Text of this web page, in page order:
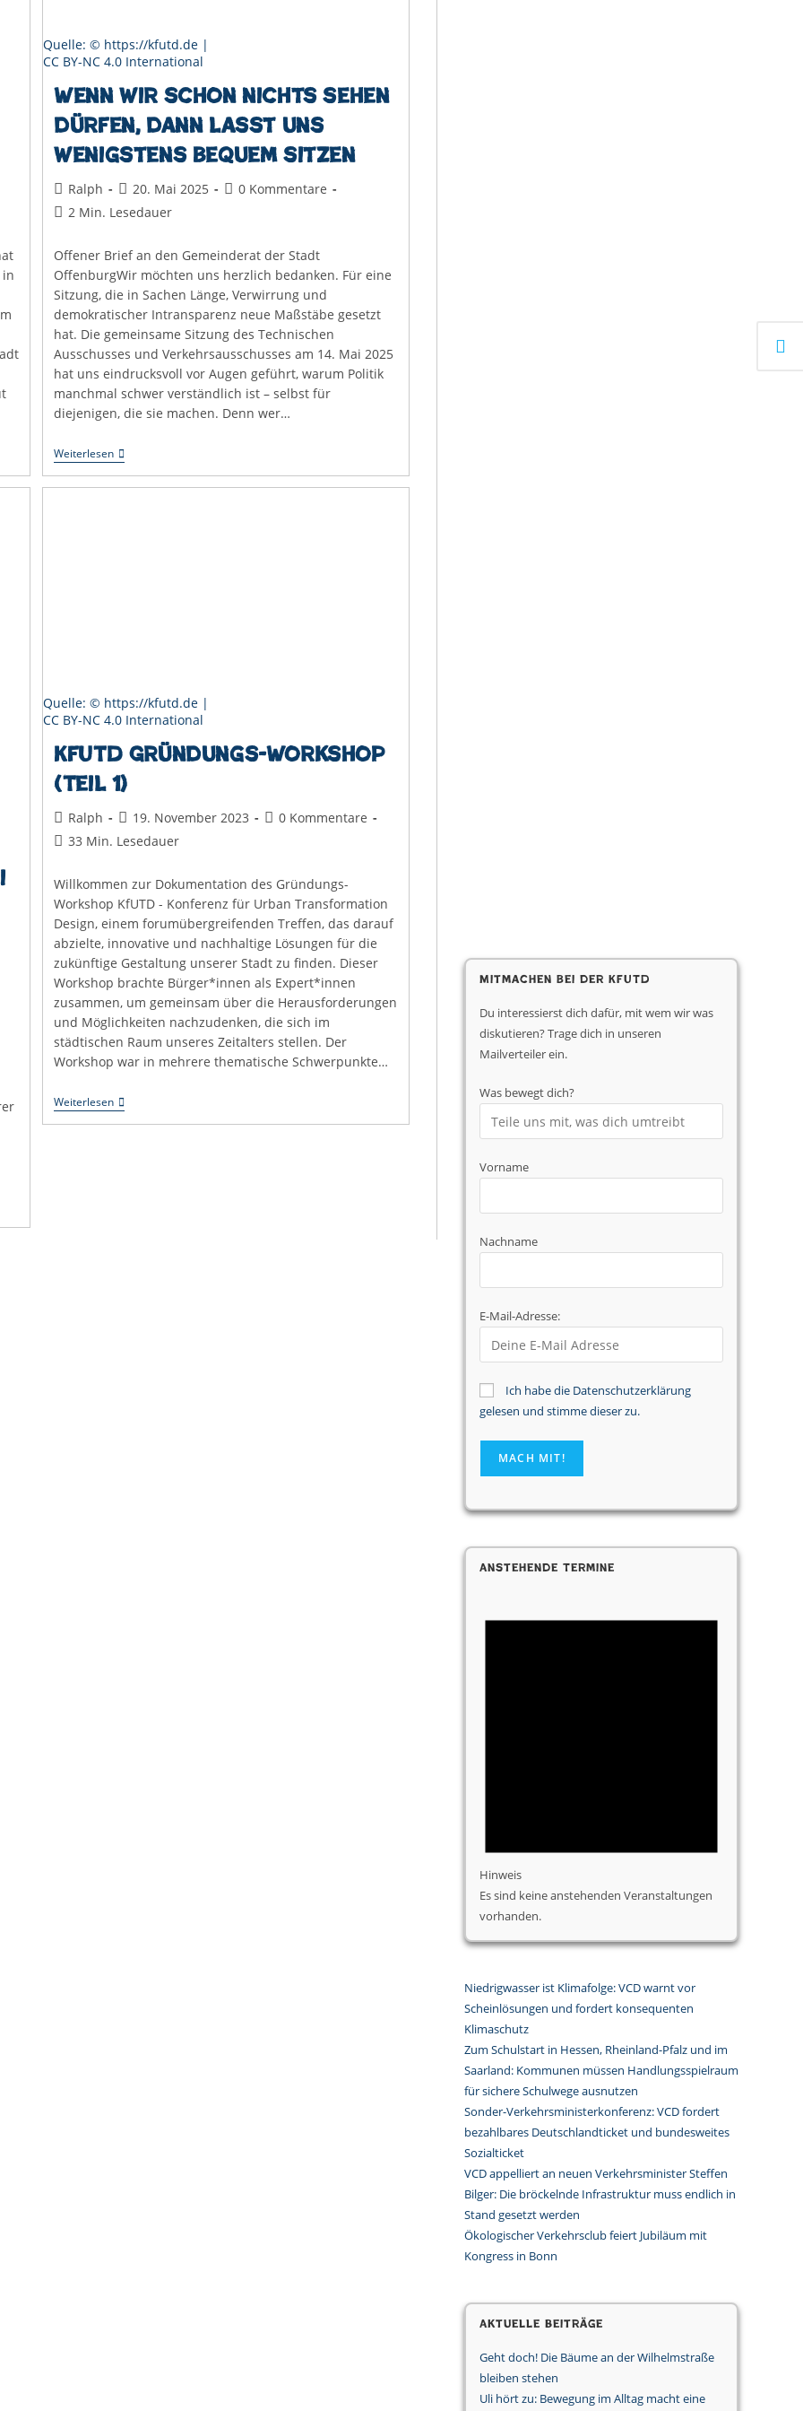
in
Quelle: © https://kfutd.de |
CC BY-NC 4.0 International
Wenn wir schon nichts sehen
dürfen, dann lasst uns
wenigstens bequem sitzen
Beitrags-
Autor:
Ralph
Beitrag
veröffentlicht:
20. Mai 2025
Beitrags-
0 Kommentare
Lesedauer:
2 Min. Lesedauer
Offener Brief an den Gemeinderat der Stadt
OffenburgWir möchten uns herzlich bedanken. Für eine
Sitzung, die in Sachen Länge, Verwirrung und
demokratischer Intransparenz neue Maßstäbe gesetzt
hat. Die gemeinsame Sitzung des Technischen
Ausschusses und Verkehrsausschusses am 14. Mai 2025
hat uns eindrucksvoll vor Augen geführt, warum Politik
manchmal schwer verständlich ist – selbst für
diejenigen, die sie machen. Denn wer…
WeiterlesenWenn
Wir
Quelle: © https://kfutd.de |
CC BY-NC 4.0 International
KfUTD Gründungs-Workshop
(Teil 1)
Beitrags-
Autor:
Ralph
Beitrag
veröffentlicht:
19. November 2023
Beitrags-
0 Kommentare
Lesedauer:
33 Min. Lesedauer
Willkommen zur Dokumentation des Gründungs-
Workshop KfUTD - Konferenz für Urban Transformation
Design, einem forumübergreifenden Treffen, das darauf
abzielte, innovative und nachhaltige Lösungen für die
zukünftige Gestaltung unserer Stadt zu finden. Dieser
Workshop brachte Bürger*innen als Expert*innen
zusammen, um gemeinsam über die Herausforderungen
und Möglichkeiten nachzudenken, die sich im
städtischen Raum unseres Zeitalters stellen. Der
Workshop war in mehrere thematische Schwerpunkte…
WeiterlesenKfUTD
Gründungs-
Workshop
Mitmachen bei der KfUTD
Du interessierst dich dafür, mit wem wir was
diskutieren? Trage dich in unseren
Mailverteiler ein.
Was bewegt dich?
Vorname
Nachname
E-Mail-Adresse:
Ich habe die Datenschutzerklärung
gelesen und stimme dieser zu.
Anstehende Termine
Hinweis
Es sind keine anstehenden Veranstaltungen
vorhanden.
Niedrigwasser ist Klimafolge: VCD warnt vor
Scheinlösungen und fordert konsequenten
Klimaschutz
Zum Schulstart in Hessen, Rheinland-Pfalz und im
Saarland: Kommunen müssen Handlungsspielraum
für sichere Schulwege ausnutzen
Sonder-Verkehrsministerkonferenz: VCD fordert
bezahlbares Deutschlandticket und bundesweites
Sozialticket
VCD appelliert an neuen Verkehrsminister Steffen
Bilger: Die bröckelnde Infrastruktur muss endlich in
Stand gesetzt werden
Ökologischer Verkehrsclub feiert Jubiläum mit
Kongress in Bonn
Aktuelle Beiträge
Geht doch! Die Bäume an der Wilhelmstraße
bleiben stehen
Uli hört zu: Bewegung im Alltag macht eine